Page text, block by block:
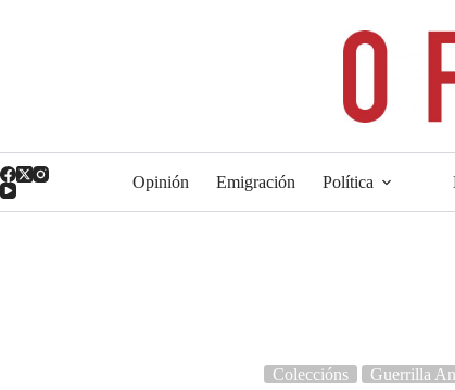
Opinión Emigración Política
Coleccións Guerrilla